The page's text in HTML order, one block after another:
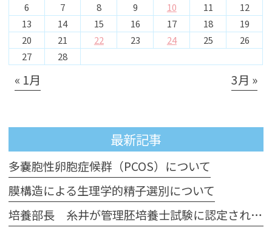
6
7 8 9 10 11
12
13
14 15 16 17 18
19
20
21 22 23 24 25
26
27
28
« 1月 3月 »
最新記事
多嚢胞性卵胞症候群（PCOS）について
膜構造による生理学的精子選別について
培養部長 糸井が管理胚培養士試験に認定されました